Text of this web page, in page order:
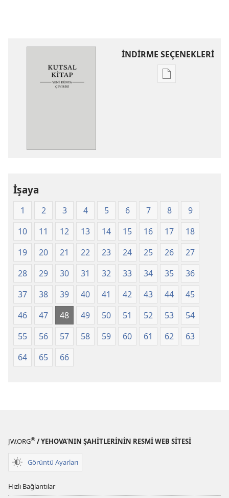
İNDİRME SEÇENEKLERİ
Dijital
İşaya
1 2 3 4 5 6 7 8
9
10
11 12 13 14 15 16 17
18
19
20 21 22 23 24 25 26
27
28
29 30 31 32 33 34 35
36
37
38 39 40 41 42 43 44
45
46
47 48 49 50 51 52 53
54
55
56 57 58 59 60 61 62
63
64
65 66
JW.ORG® / YEHOVA’NIN ŞAHİTLERİNİN RESMİ WEB SİTESİ
Görüntü Ayarları
Hızlı Bağlantılar